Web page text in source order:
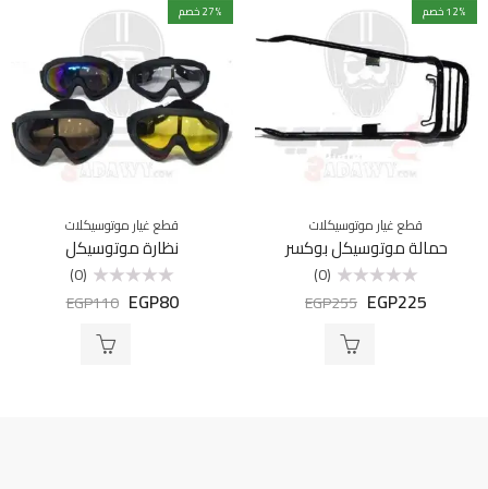
12% خصم
قطع غيار موتوسيكلات
حمالة موتوسيكل بوكسر
التقييم
(0)
EGP225
EGP255
27% خصم
قطع غيار موتوسيكلات
نظارة موتوسيكل
التقييم
(0)
EGP80
EGP110